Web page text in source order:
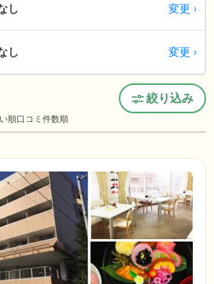
し 変更
し 変更
絞り込み
順口コミ件数順